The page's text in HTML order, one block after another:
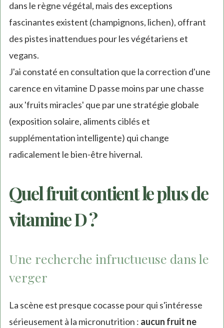
dans le règne végétal, mais des exceptions
fascinantes existent (champignons, lichen), offrant
des pistes inattendues pour les végétariens et
vegans.
J'ai constaté en consultation que la correction d'une
carence en vitamine D passe moins par une chasse
aux 'fruits miracles' que par une stratégie globale
(exposition solaire, aliments ciblés et
supplémentation intelligente) qui change
radicalement le bien-être hivernal.
Quel fruit contient le plus de
vitamine D ?
Une recherche infructueuse dans le
verger
La scène est presque cocasse pour qui s'intéresse
sérieusement à la micronutrition : aucun fruit ne